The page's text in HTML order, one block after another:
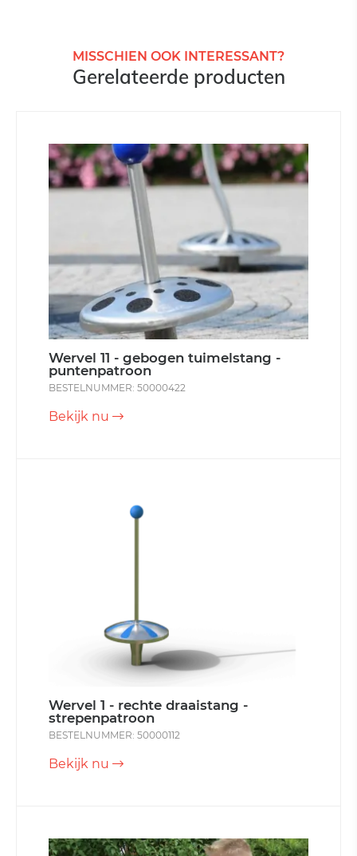
MISSCHIEN OOK INTERESSANT?
Gerelateerde producten
Wervel 11 - gebogen tuimelstang -
puntenpatroon
BESTELNUMMER: 50000422
Bekijk nu
Wervel 1 - rechte draaistang -
strepenpatroon
BESTELNUMMER: 50000112
Bekijk nu